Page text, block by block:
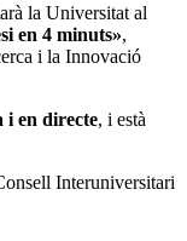
la Universitat al
en 4 minuts»,
i la Innovació
i en directe, i està
Interuniversitari